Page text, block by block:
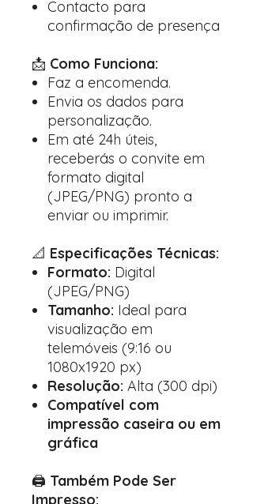
Contacto para
confirmação de presença
📩 Como Funciona:
Faz a encomenda.
Envia os dados para
personalização.
Em até 24h úteis,
receberás o convite em
formato digital
(JPEG/PNG) pronto a
enviar ou imprimir.
📐 Especificações Técnicas:
Formato: Digital
(JPEG/PNG)
Tamanho: Ideal para
visualização em
telemóveis (9:16 ou
1080x1920 px)
Resolução: Alta (300 dpi)
Compatível com
impressão caseira ou em
gráfica
🖨️ Também Pode Ser
Impresso: